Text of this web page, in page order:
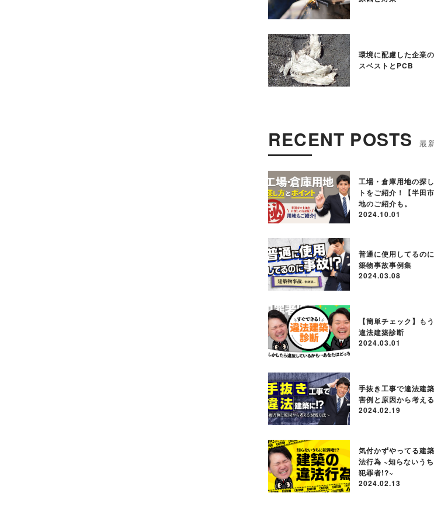
環境に配慮した企業
スベストとPCB
RECENT POSTS
工場・倉庫用地の探
トをご紹介！【半田
地のご紹介も。
2024.10.01
普通に使用してるの
築物事故事例集
2024.03.08
【簡単チェック】も
違法建築診断
2024.03.01
手抜き工事で違法建
害例と原因から考え
2024.02.19
気付かずやってる建
法行為 ~知らないう
犯罪者!?~
2024.02.13